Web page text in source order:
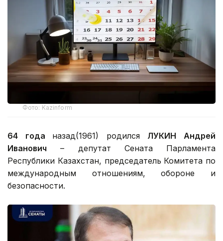
Фото: Kazinform
64 года назад(1961) родился ЛУКИН Андрей
Иванович – депутат Сената Парламента
Республики Казахстан, председатель Комитета по
международным отношениям, обороне и
безопасности.